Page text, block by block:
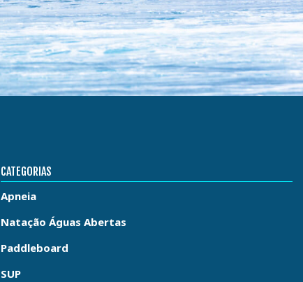
CATEGORIAS
Apneia
Natação Águas Abertas
Paddleboard
SUP